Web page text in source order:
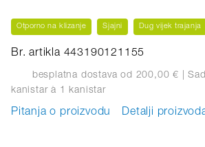
Otporno na klizanje Sjajni Dug vijek trajanja
Br. artikla 443190121155
besplatna dostava od 200,00 € |
kanistarà 1 kanistar
Pitanja o proizvodu Detalji